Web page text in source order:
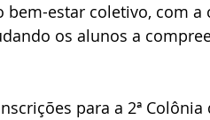
estar coletivo, com a
os alunos a
para a 2ª Colônia